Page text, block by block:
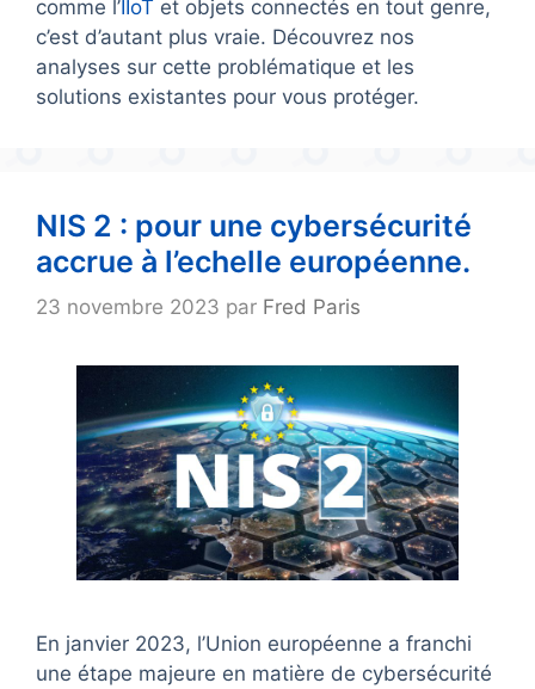
comme l’IIoT et objets connectés en tout genre,
c’est d’autant plus vraie. Découvrez nos
analyses sur cette problématique et les
solutions existantes pour vous protéger.
NIS 2 : pour une cybersécurité
accrue à l’echelle européenne.
23 novembre 2023 par Fred Paris
En janvier 2023, l’Union européenne a franchi
une étape majeure en matière de cybersécurité